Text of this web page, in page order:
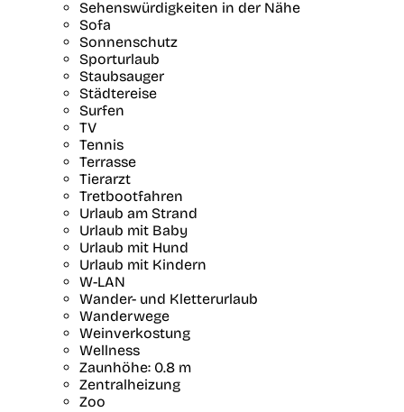
Sehenswürdigkeiten in der Nähe
Sofa
Sonnenschutz
Sporturlaub
Staubsauger
Städtereise
Surfen
TV
Tennis
Terrasse
Tierarzt
Tretbootfahren
Urlaub am Strand
Urlaub mit Baby
Urlaub mit Hund
Urlaub mit Kindern
W-LAN
Wander- und Kletterurlaub
Wanderwege
Weinverkostung
Wellness
Zaunhöhe: 0.8 m
Zentralheizung
Zoo